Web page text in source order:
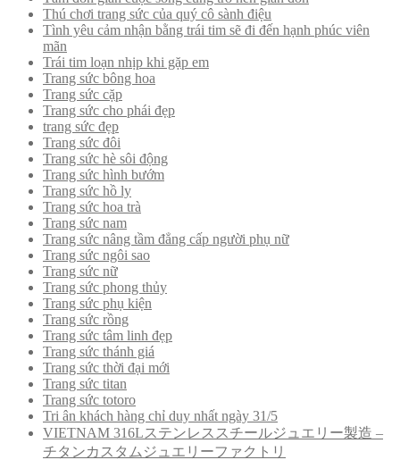
Thú chơi trang sức của quý cô sành điệu
Tình yêu cảm nhận bằng trái tim sẽ đi đến hạnh phúc viên
mãn
Trái tim loạn nhịp khi gặp em
Trang sức bông hoa
Trang sức cặp
Trang sức cho phái đẹp
trang sức đẹp
Trang sức đôi
Trang sức hè sôi động
Trang sức hình bướm
Trang sức hồ ly
Trang sức hoa trà
Trang sức nam
Trang sức nâng tầm đẳng cấp người phụ nữ
Trang sức ngôi sao
Trang sức nữ
Trang sức phong thủy
Trang sức phụ kiện
Trang sức rồng
Trang sức tâm linh đẹp
Trang sức thánh giá
Trang sức thời đại mới
Trang sức titan
Trang sức totoro
Tri ân khách hàng chỉ duy nhất ngày 31/5
VIETNAM 316Lステンレススチールジュエリー製造 –
チタンカスタムジュエリーファクトリ